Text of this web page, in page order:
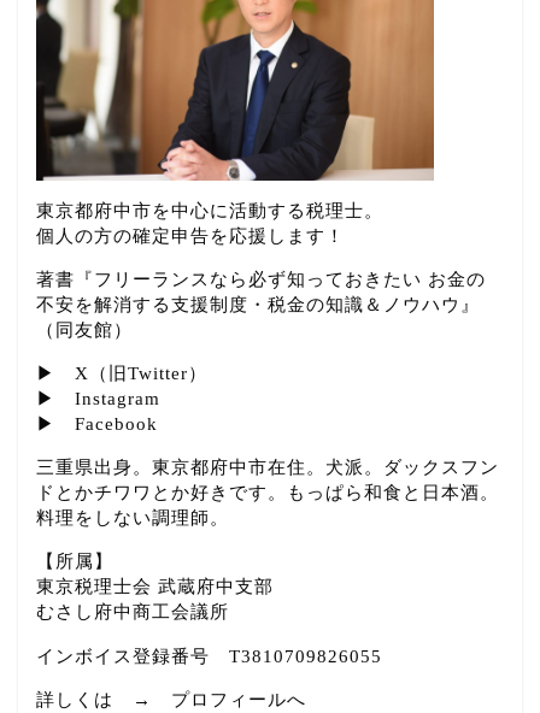
東京都府中市を中心に活動する税理士。
個人の方の確定申告を応援します！
著書『フリーランスなら必ず知っておきたい お金の
不安を解消する支援制度・税金の知識＆ノウハウ』
（同友館）
▶ X（旧Twitter）
▶ Instagram
▶ Facebook
三重県出身。東京都府中市在住。犬派。ダックスフン
ドとかチワワとか好きです。もっぱら和食と日本酒。
料理をしない調理師。
【所属】
東京税理士会 武蔵府中支部
むさし府中商工会議所
インボイス登録番号 T3810709826055
詳しくは → プロフィールへ